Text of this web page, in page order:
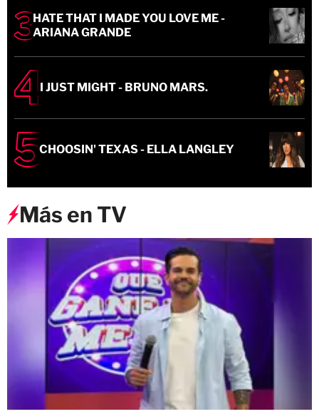
HATE THAT I MADE YOU LOVE ME -
ARIANA GRANDE
I JUST MIGHT - BRUNO MARS.
CHOOSIN' TEXAS - ELLA LANGLEY
Más en TV